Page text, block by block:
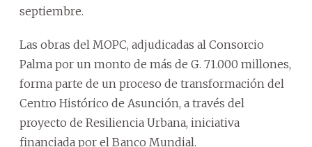
septiembre.
Las obras del MOPC, adjudicadas al Consorcio
Palma por un monto de más de G. 71.000 millones,
forma parte de un proceso de transformación del
Centro Histórico de Asunción, a través del
proyecto de Resiliencia Urbana, iniciativa
financiada por el Banco Mundial.